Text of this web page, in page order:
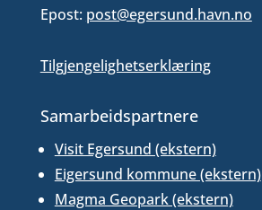
Epost: post@egersund.havn.no
Tilgjengelighetserklæring
Samarbeidspartnere
Visit Egersund (ekstern)
Eigersund kommune (ekstern)
Magma Geopark (ekstern)